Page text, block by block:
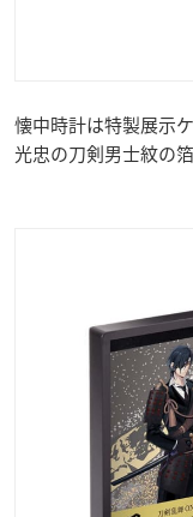
懐中時計は特製展示
光忠の刀剣男士紋の